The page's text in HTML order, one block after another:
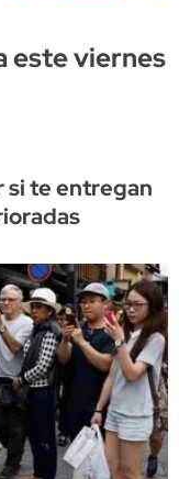
este viernes
si te entregan